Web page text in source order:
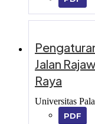
Jalan
Raya
Universitas
PDF